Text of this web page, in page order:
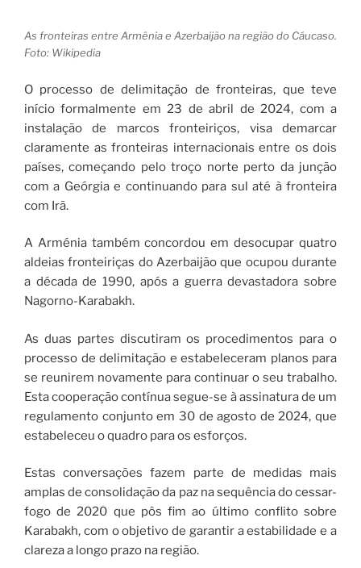
As fronteiras entre Armênia e Azerbaijão na região do Cáucaso.
Foto: Wikipedia
O processo de delimitação de fronteiras, que teve
início formalmente em 23 de abril de 2024, com a
instalação de marcos fronteiriços, visa demarcar
claramente as fronteiras internacionais entre os dois
países, começando pelo troço norte perto da junção
com a Geórgia e continuando para sul até à fronteira
com Irã.
A Arménia também concordou em desocupar quatro
aldeias fronteiriças do Azerbaijão que ocupou durante
a década de 1990, após a guerra devastadora sobre
Nagorno-Karabakh.
As duas partes discutiram os procedimentos para o
processo de delimitação e estabeleceram planos para
se reunirem novamente para continuar o seu trabalho.
Esta cooperação contínua segue-se à assinatura de um
regulamento conjunto em 30 de agosto de 2024, que
estabeleceu o quadro para os esforços.
Estas conversações fazem parte de medidas mais
amplas de consolidação da paz na sequência do cessar-
fogo de 2020 que pôs fim ao último conflito sobre
Karabakh, com o objetivo de garantir a estabilidade e a
clareza a longo prazo na região.